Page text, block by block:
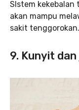
SIstem
akan mampu
sakit tenggorokan.
9. Kunyit